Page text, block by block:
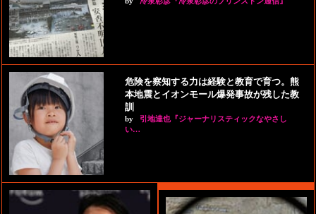
危険を察知する力は経験と教育で育つ。熊
本地震とイオンモール爆発事故が残した教
訓
by
引地達也『ジャーナリスティックなやさし
い…